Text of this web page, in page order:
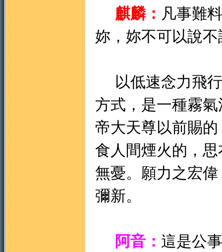
麒麟： 凡事難
妳，妳不可以說
以低速念力飛行
方式，是一種霧
帝大天尊以前賜
食人間煙火的，
無憂。願力之宏
彌新。
阿音： 這是公